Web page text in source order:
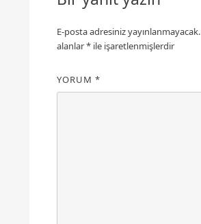
E-posta adresiniz yayınlanmayacak.
alanlar*ile işaretlenmişlerdir
YORUM *